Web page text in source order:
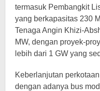
termasuk Pembangkit
yang berkapasitas 230
Tenaga Angin Khizi-
MW, dengan proyek-
lebih dari 1 GW yang
Keberlanjutan
dengan adanya bus